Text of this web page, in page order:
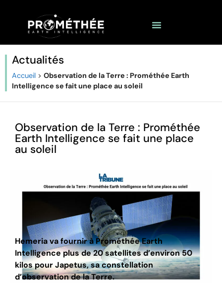
Actualités
Accueil > Observation de la Terre : Prométhée Earth
Intelligence se fait une place au soleil
Observation de la Terre : Prométhée
Earth Intelligence se fait une place
au soleil
Hemeria va fournir à Prométhée Earth
Intelligence plus de 20 satellites d’environ 50
kilos pour Japetus, sa constellation
d’observation de la Terre.